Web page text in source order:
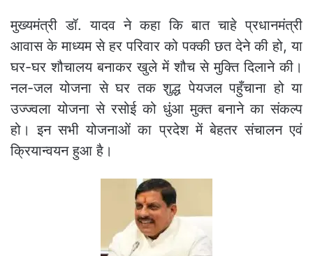
मुख्यमंत्री डॉ. यादव ने कहा कि बात चाहे प्रधानमंत्री
आवास के माध्यम से हर परिवार को पक्की छत देने की हो, या
घर-घर शौचालय बनाकर खुले में शौच से मुक्ति दिलाने की।
नल-जल योजना से घर तक शुद्ध पेयजल पहुँचाना हो या
उज्ज्वला योजना से रसोई को धुंआ मुक्त बनाने का संकल्प
हो। इन सभी योजनाओं का प्रदेश में बेहतर संचालन एवं
क्रियान्वयन हुआ है।